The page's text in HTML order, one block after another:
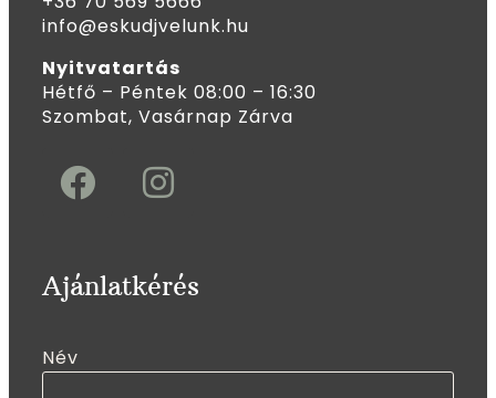
info@eskudjvelunk.hu
Nyitvatartás
Hétfő – Péntek 08:00 – 16:30
Szombat, Vasárnap Zárva
Ajánlatkérés
Név